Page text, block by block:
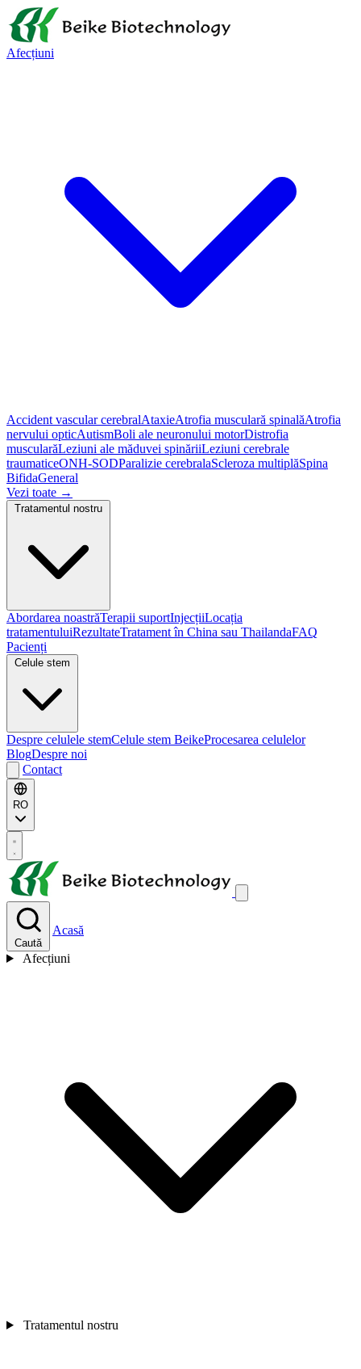
Afecțiuni
Accident vascular cerebralAtaxieAtrofia musculară spinalăAtrofia
nervului opticAutismBoli ale neuronului motorDistrofia
muscularăLeziuni ale măduvei spinăriiLeziuni cerebrale
traumaticeONH-SODParalizie cerebralaScleroza multiplăSpina
BifidaGeneral
Vezi toate →
Abordarea noastrăTerapii suportInjecțiiLocația
tratamentuluiRezultateTratament în China sau ThailandaFAQ
Pacienți
Despre celulele stemCelule stem BeikeProcesarea celulelor
BlogDespre noi
Contact
RO
Caută
Acasă
Afecțiuni
Tratamentul nostru